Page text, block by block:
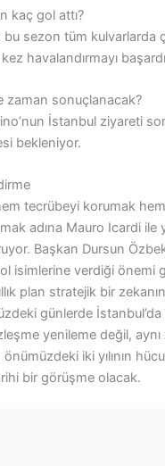
kaç gol attı?
bu sezon tüm kulvarlarda
havalandırmayı
zaman sonuçlanacak?
İstanbul ziyareti
bekleniyor.
tecrübeyi korumak
adına Mauro Icardi ile
Başkan Dursun
isimlerine verdiği önemi
plan stratejik bir
günlerde
yenileme değil,
önümüzdeki iki yılının
bir görüşme olacak.